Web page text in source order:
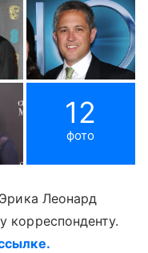
12
фото
Леонард
корреспонденту.